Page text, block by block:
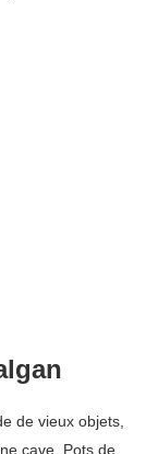
de vieux objets,
cave. Pots de